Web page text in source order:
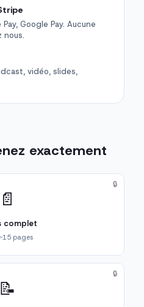
Google Pay. Aucune
nous.
vidéo, slides,
exactement
📄
complet
~15 pages
🔒
📝
🔒